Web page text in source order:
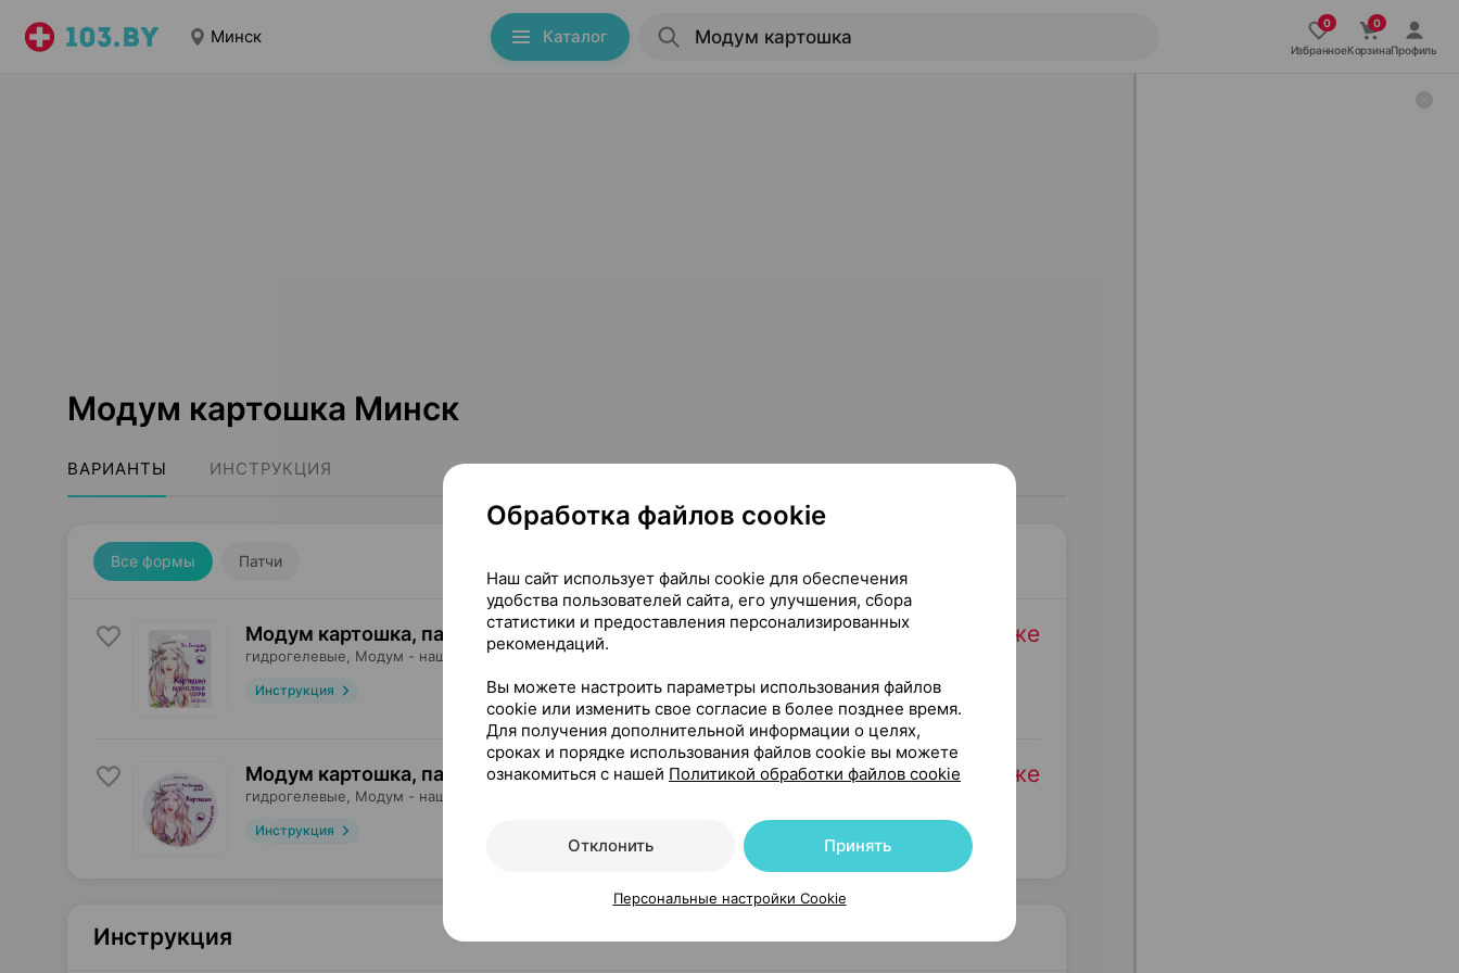
Минск Каталог
ИзбранноеКорзинаПрофиль
Модум картошка Минск
ВАРИАНТЫ ИНСТРУКЦИЯ
Все формы Патчи
Модум картошка, патчи ×2
гидрогелевые, Модум - наша косметика , Беларусь
Инструкция
Нет в продаже
Модум картошка, патчи ×60
гидрогелевые, Модум - наша косметика
Инструкция
Нет в продаже
Инструкция
Обработка файлов cookie
Наш сайт использует файлы cookie для обеспечения
удобства пользователей сайта, его улучшения, сбора
статистики и предоставления персонализированных
рекомендаций.
Вы можете настроить параметры использования файлов
cookie или изменить свое согласие в более позднее время.
Для получения дополнительной информации о целях,
сроках и порядке использования файлов cookie вы можете
ознакомиться с нашей Политикой обработки файлов cookie
Отклонить Принять
Персональные настройки Cookie